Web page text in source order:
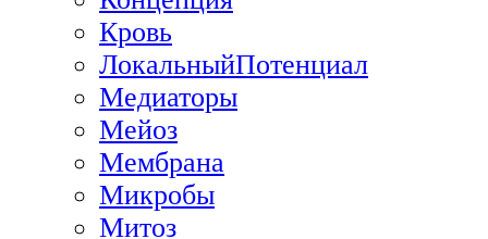
Кровь
ЛокальныйПотенциал
Медиаторы
Мейоз
Мембрана
Микробы
Митоз